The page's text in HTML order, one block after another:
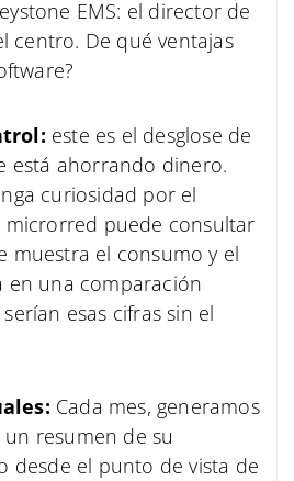
EMS: el director de
centro. De qué ventajas
este es el desglose de
está ahorrando dinero.
curiosidad por el
puede consultar
muestra el consumo y el
en una comparación
esas cifras sin el
Cada mes, generamos
resumen de su
desde el punto de vista de